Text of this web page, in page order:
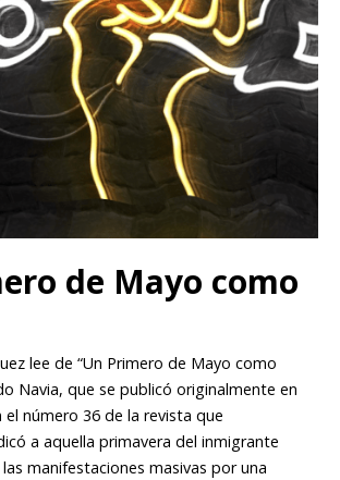
de Mayo como
lee de “Un Primero de Mayo como
Navia, que se publicó originalmente en
el número 36 de la revista que
a aquella primavera del inmigrante
manifestaciones masivas por una